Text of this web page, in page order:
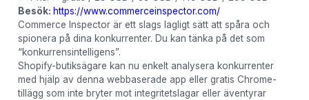
Besök: https://www.commerceinspector.com/
Commerce Inspector är ett slags lagligt sätt att spåra och
spionera på dina konkurrenter. Du kan tänka på det som
“konkurrensintelligens”.
Shopify-butiksägare kan nu enkelt analysera konkurrenter
med hjälp av denna webbaserade app eller gratis Chrome-
tillägg som inte bryter mot integritetslagar eller äventyrar